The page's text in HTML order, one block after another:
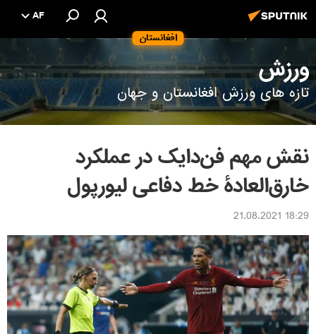
افغانستان
AF
ورزش
تازه های ورزش افغانستان و جهان
نقش مهم فن‌دایک در عملکرد
خارق‌العادۀ خط دفاعی لیورپول
18:29 21.08.2021